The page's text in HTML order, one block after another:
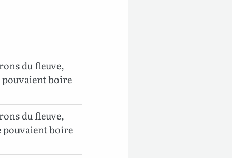
du fleuve,
pouvaient boire
du fleuve,
pouvaient boire